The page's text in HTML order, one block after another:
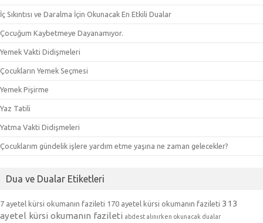
İç Sıkıntısı ve Daralma İçin Okunacak En Etkili Dualar
Çocuğum Kaybetmeye Dayanamıyor.
Yemek Vakti Didişmeleri
Çocukların Yemek Seçmesi
Yemek Pişirme
Yaz Tatili
Yatma Vakti Didişmeleri
Çocuklarım gündelik işlere yardım etme yaşına ne zaman gelecekler?
Dua ve Dualar Etiketleri
7 ayetel kürsi okumanın fazileti 170 ayetel kürsi okumanın fazileti 313
ayetel kürsi okumanın fazileti abdest alınırken okunacak dualar